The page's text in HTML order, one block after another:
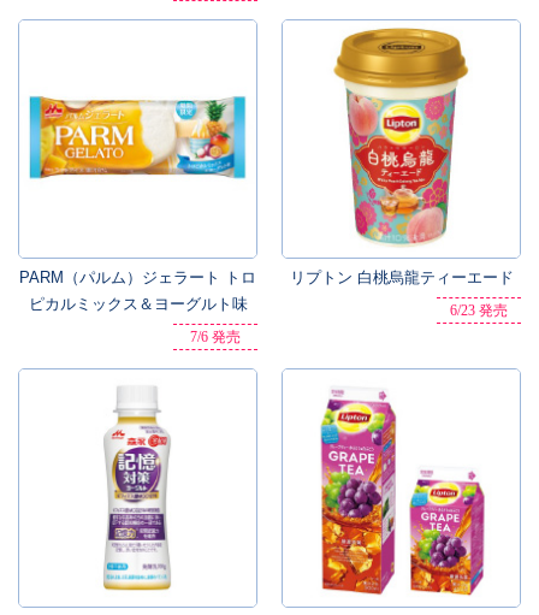
PARM（パルム）ジェラート トロ
ピカルミックス＆ヨーグルト味
7/6 発売
リプトン 白桃烏龍ティーエード
6/23 発売